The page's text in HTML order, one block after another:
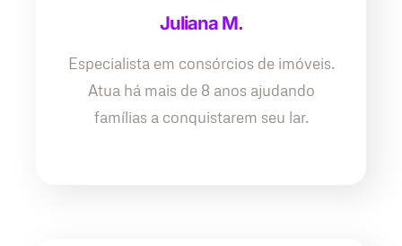
Juliana M.
Especialista em consórcios de imóveis.
Atua há mais de 8 anos ajudando
famílias a conquistarem seu lar.